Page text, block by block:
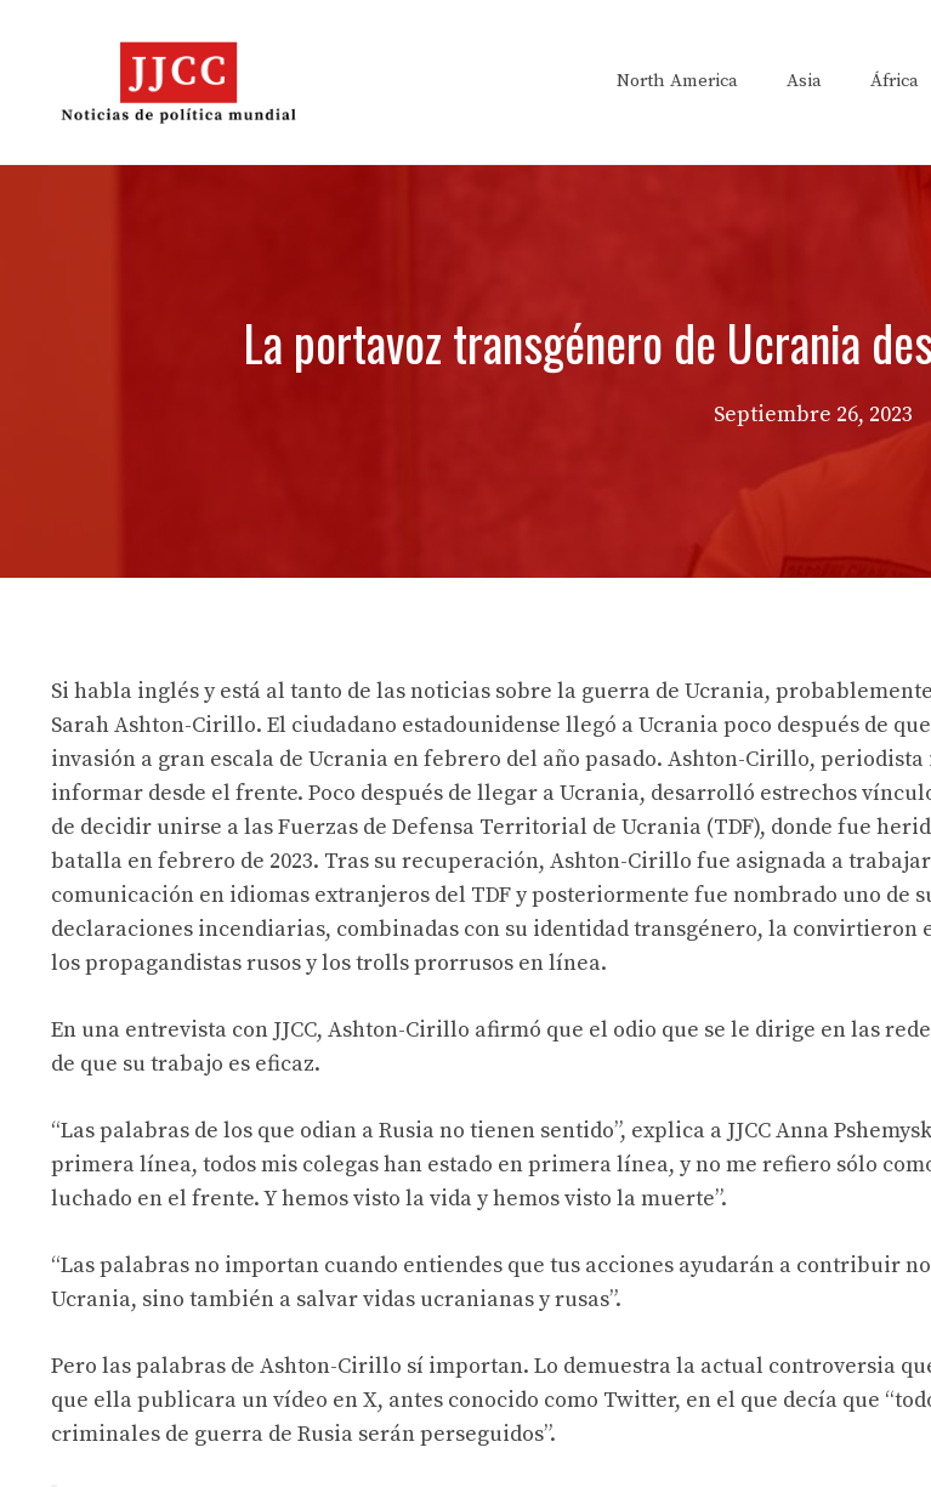
North America Asia África
La portavoz transgénero de Ucrania
Septiembre 26, 2023
Si habla inglés y está al tanto de las noticias sobre la guerra de Ucrania,
Sarah Ashton-Cirillo. El ciudadano estadounidense llegó a Ucrania poco después de
invasión a gran escala de Ucrania en febrero del año pasado. Ashton-Cirillo,
informar desde el frente. Poco después de llegar a Ucrania, desarrolló estrechos
de decidir unirse a las Fuerzas de Defensa Territorial de Ucrania (TDF), donde fue
batalla en febrero de 2023. Tras su recuperación, Ashton-Cirillo fue asignada a
comunicación en idiomas extranjeros del TDF y posteriormente fue nombrado uno de
declaraciones incendiarias, combinadas con su identidad transgénero, la convirtieron
los propagandistas rusos y los trolls prorrusos en línea.
En una entrevista con JJCC, Ashton-Cirillo afirmó que el odio que se le dirige en las
de que su trabajo es eficaz.
“Las palabras de los que odian a Rusia no tienen sentido”, explica a JJCC Anna
primera línea, todos mis colegas han estado en primera línea, y no me refiero sólo
luchado en el frente. Y hemos visto la vida y hemos visto la muerte”.
“Las palabras no importan cuando entiendes que tus acciones ayudarán a contribuir
Ucrania, sino también a salvar vidas ucranianas y rusas”.
Pero las palabras de Ashton-Cirillo sí importan. Lo demuestra la actual controversia
que ella publicara un vídeo en X, antes conocido como Twitter, en el que decía que
criminales de guerra de Rusia serán perseguidos”.